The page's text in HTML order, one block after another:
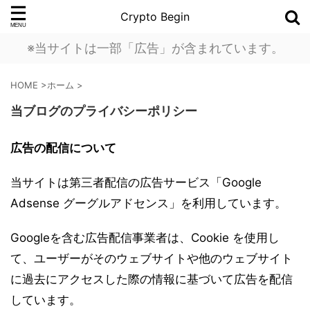
Crypto Begin
※当サイトは一部「広告」が含まれています。
HOME >ホーム >
当ブログのプライバシーポリシー
広告の配信について
当サイトは第三者配信の広告サービス「Google
Adsense グーグルアドセンス」を利用しています。
Googleを含む広告配信事業者は、Cookie を使用し
て、ユーザーがそのウェブサイトや他のウェブサイト
に過去にアクセスした際の情報に基づいて広告を配信
しています。